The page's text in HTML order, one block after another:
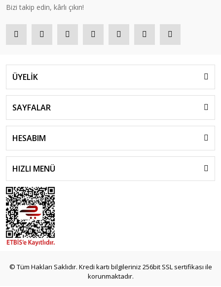
Bizi takip edin, kârlı çıkın!
ÜYELİK
SAYFALAR
HESABIM
HIZLI MENÜ
© Tüm Hakları Saklıdır. Kredi kartı bilgileriniz 256bit SSL sertifikası ile
korunmaktadır.